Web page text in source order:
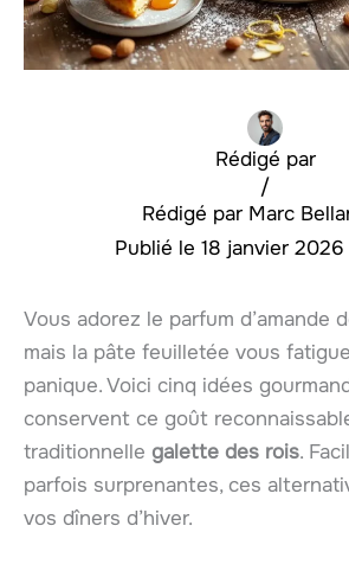
Rédigé par
Marc
/
18 janvier 2026
Vous adorez le parfum d’amande
mais la pâte feuilletée vous
panique. Voici cinq idées
conservent ce goût
traditionnelle galette des rois.
parfois surprenantes, ces
vos dîners d’hiver.